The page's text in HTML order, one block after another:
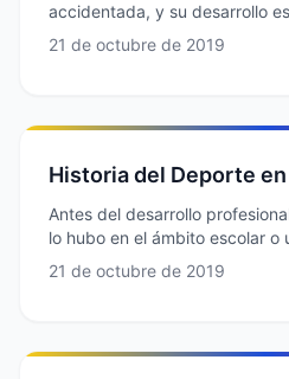
accidentada, y su desarrollo
21 de octubre de 2019
Historia del Deporte
Antes del desarrollo
lo hubo en el ámbito escolar o
21 de octubre de 2019